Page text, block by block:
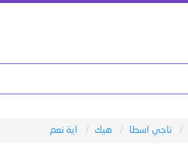
ناجي اسطا هيك اية نعم